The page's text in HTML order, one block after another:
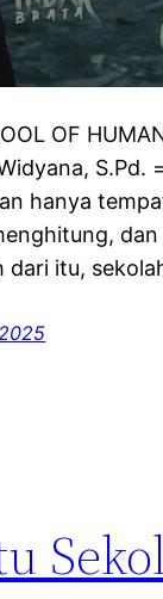
OF
S.Pd.
hanya
dari itu,